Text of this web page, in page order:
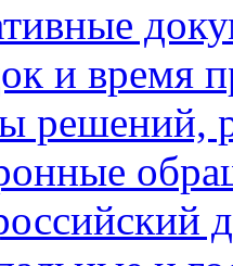
и время
решений,